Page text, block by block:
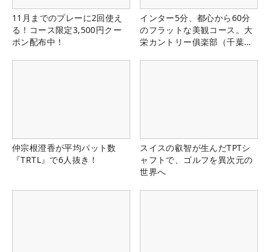
11月までのプレーに2回使え
る！コース限定3,500円クー
ポン配布中！
インター5分、都心から60分
のフラットな美観コース。大
栄カントリー俱楽部（千葉
仲宗根澄香が平均パット数
『TRTL』で6人抜き！
スイスの叡智が生んだTPTシ
ャフトで、ゴルフを異次元の
世界へ